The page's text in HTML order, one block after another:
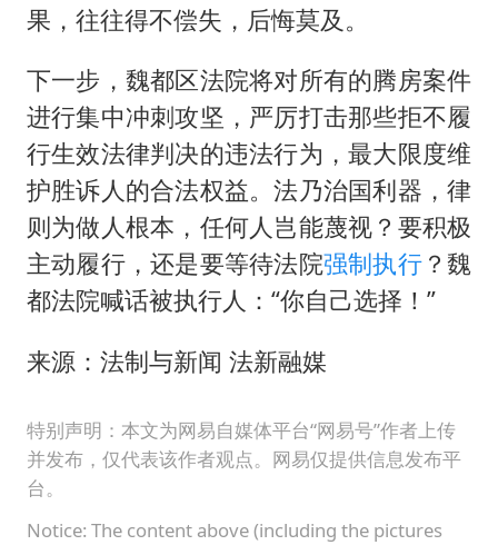
果，往往得不偿失，后悔莫及。
下一步，魏都区法院将对所有的腾房案件
进行集中冲刺攻坚，严厉打击那些拒不履
行生效法律判决的违法行为，最大限度维
护胜诉人的合法权益。法乃治国利器，律
则为做人根本，任何人岂能蔑视？要积极
主动履行，还是要等待法院强制执行？魏
都法院喊话被执行人：“你自己选择！”
来源：法制与新闻 法新融媒
特别声明：本文为网易自媒体平台“网易号”作者上传
并发布，仅代表该作者观点。网易仅提供信息发布平
台。
Notice: The content above (including the pictures